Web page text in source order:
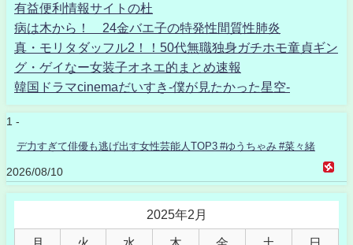
有益便利情報サイトの杜
病は木から！ 24金バエ子の特発性間質性肺炎
真・モリタダッフル2！！50代無職独身ガチホモ童貞ギン
グ・ゲイなー女装子オネエ的まとめ速報
韓国ドラマcinemaだいすき-僕が見たかった星空-
1 -
デ力すぎて俳優も逃げ出す女性芸能人TOP3 #ゆうちゃみ #菜々緒
2026/08/10
2025年2月
月 火 水 木 金 土 日